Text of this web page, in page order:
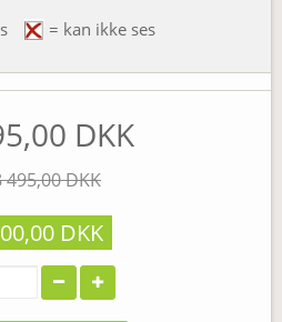
= kan ikke ses
DKK
495,00 DKK
DKK